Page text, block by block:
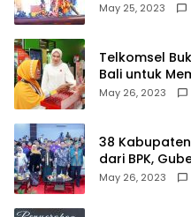
May 25, 2023
Telkomsel
Bali untuk
May 26, 2023
38
dari BPK,
Keragaman
May 26, 2023